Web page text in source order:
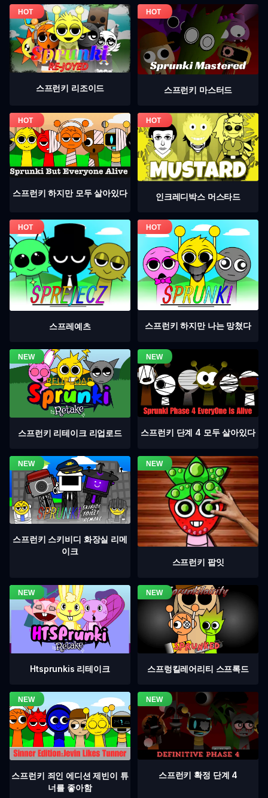
스프런키 리조이드 스프런키 마스터드
스프런키 하지만 모두 살아있다 인크레디박스 머스타드
스프레예츠 스프런키 하지만 나는 망쳤다
스프런키 리테이크 리업로드 스프런키 단계 4 모두 살아있다
스프런키 스키비디 화장실 리메
이크
스프런키 팝잇
Htsprunkis 리테이크 스프렁킬레어리티 스프록드
스프런키 죄인 에디션 제빈이 튜
너를 좋아함
스프런키 확정 단계 4